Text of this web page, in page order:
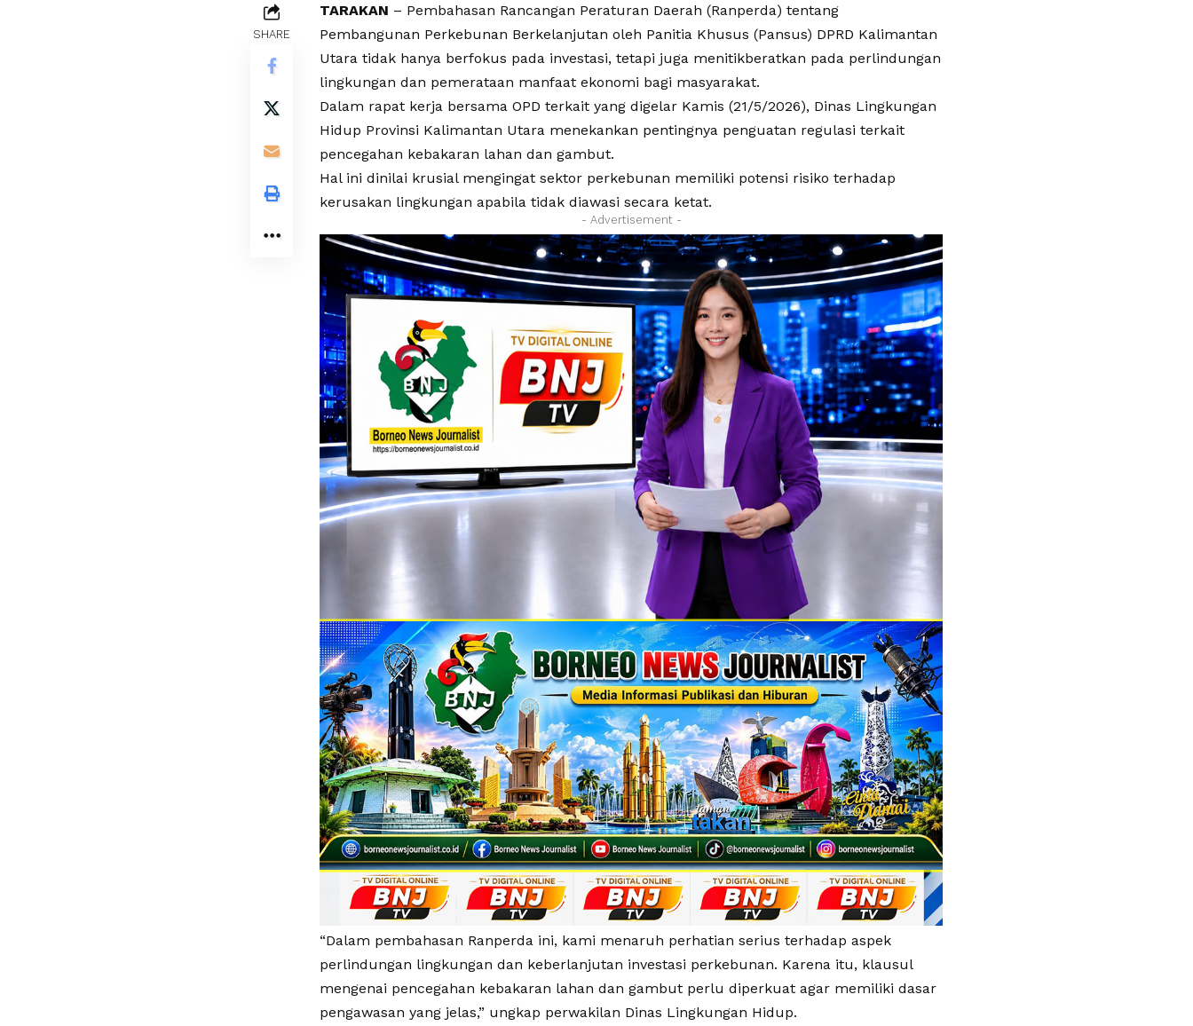
SHARE
TARAKAN – Pembahasan Rancangan Peraturan Daerah (Ranperda) tentang
Pembangunan Perkebunan Berkelanjutan oleh Panitia Khusus (Pansus) DPRD Kalimantan
Utara tidak hanya berfokus pada investasi, tetapi juga menitikberatkan pada perlindungan
lingkungan dan pemerataan manfaat ekonomi bagi masyarakat.
Dalam rapat kerja bersama OPD terkait yang digelar Kamis (21/5/2026), Dinas Lingkungan
Hidup Provinsi Kalimantan Utara menekankan pentingnya penguatan regulasi terkait
pencegahan kebakaran lahan dan gambut.
Hal ini dinilai krusial mengingat sektor perkebunan memiliki potensi risiko terhadap
kerusakan lingkungan apabila tidak diawasi secara ketat.
- Advertisement -
“Dalam pembahasan Ranperda ini, kami menaruh perhatian serius terhadap aspek
perlindungan lingkungan dan keberlanjutan investasi perkebunan. Karena itu, klausul
mengenai pencegahan kebakaran lahan dan gambut perlu diperkuat agar memiliki dasar
pengawasan yang jelas,” ungkap perwakilan Dinas Lingkungan Hidup.